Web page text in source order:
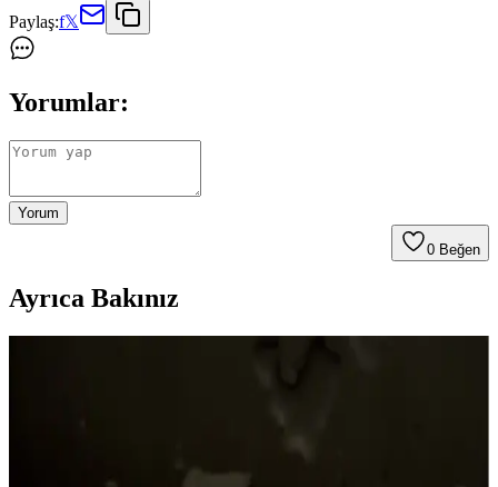
Paylaş:f𝕏
Yorumlar:
Yorum
0 Beğen
Ayrıca Bakınız
dökülmesine karşı etkili, kullanımı kolay ve vegan formülüyle saç
sağlığını destekleyen bir saç bakım ürünüdür.